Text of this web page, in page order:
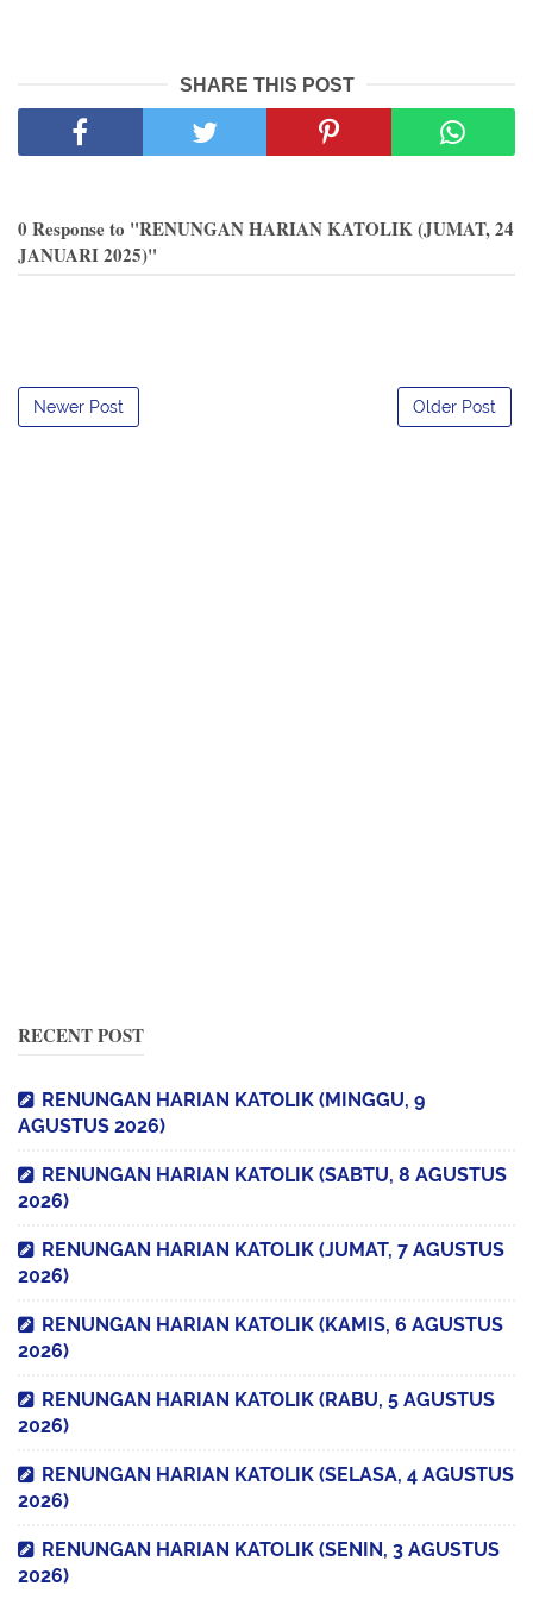
SHARE THIS POST
0 Response to "RENUNGAN HARIAN KATOLIK (JUMAT, 24
JANUARI 2025)"
Newer Post Older Post
RECENT POST
RENUNGAN HARIAN KATOLIK (MINGGU, 9
AGUSTUS 2026)
RENUNGAN HARIAN KATOLIK (SABTU, 8 AGUSTUS
2026)
RENUNGAN HARIAN KATOLIK (JUMAT, 7 AGUSTUS
2026)
RENUNGAN HARIAN KATOLIK (KAMIS, 6 AGUSTUS
2026)
RENUNGAN HARIAN KATOLIK (RABU, 5 AGUSTUS
2026)
RENUNGAN HARIAN KATOLIK (SELASA, 4 AGUSTUS
2026)
RENUNGAN HARIAN KATOLIK (SENIN, 3 AGUSTUS
2026)